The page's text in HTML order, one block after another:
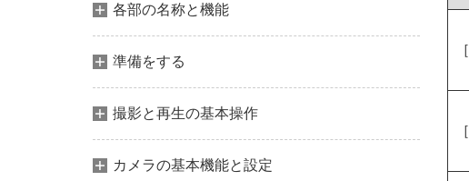
各部の名称と機能
準備をする
撮影と再生の基本操作
カメラの基本機能と設定
［
［